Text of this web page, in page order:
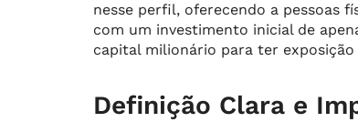
nesse perfil, oferecendo a pessoas
com um investimento inicial de
capital milionário para ter
Definição Clara e